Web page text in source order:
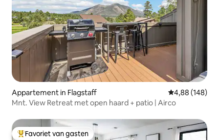
Appartement in Flagstaff Gemiddelde
4,88 (148)
Mnt. View Retreat met open haard + patio | Airco
Topfavoriet van gasten
Favoriet van gasten